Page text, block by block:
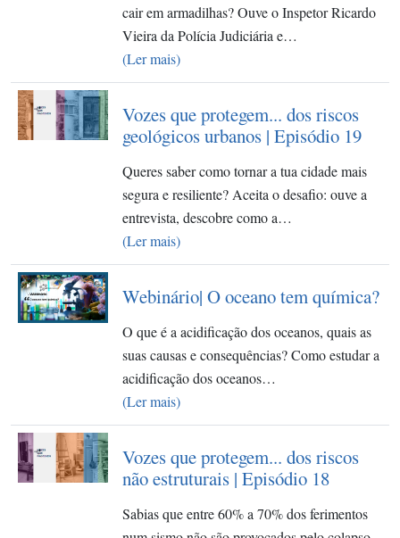
cair em armadilhas? Ouve o Inspetor Ricardo
Vieira da Polícia Judiciária e…
(Ler mais)
Vozes que protegem... dos riscos
geológicos urbanos | Episódio 19
Queres saber como tornar a tua cidade mais
segura e resiliente? Aceita o desafio: ouve a
entrevista, descobre como a…
(Ler mais)
Webinário| O oceano tem química?
O que é a acidificação dos oceanos, quais as
suas causas e consequências? Como estudar a
acidificação dos oceanos…
(Ler mais)
Vozes que protegem... dos riscos
não estruturais | Episódio 18
Sabias que entre 60% a 70% dos ferimentos